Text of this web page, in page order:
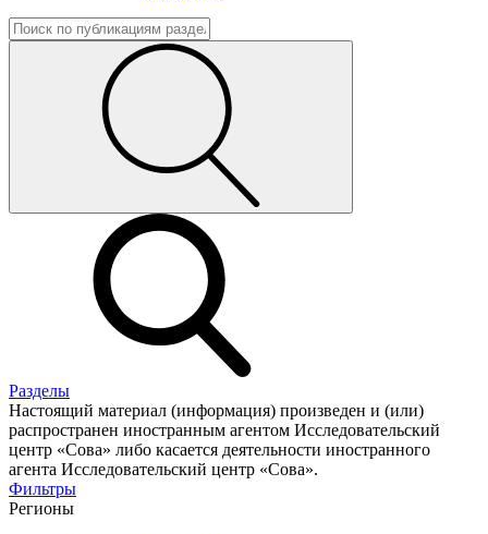
Разделы
Настоящий материал (информация) произведен и (или)
распространен иностранным агентом Исследовательский
центр «Сова» либо касается деятельности иностранного
агента Исследовательский центр «Сова».
Фильтры
Регионы